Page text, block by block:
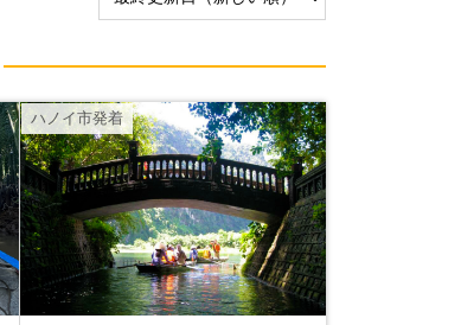
ハノイ市発着